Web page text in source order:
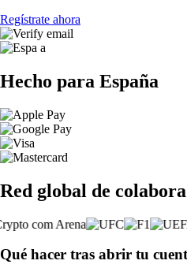
Regístrate ahora
Hecho para España
Red global de
Qué hacer tras abrir tu